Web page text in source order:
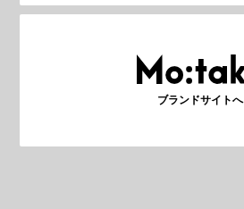
ブランドサイトへ